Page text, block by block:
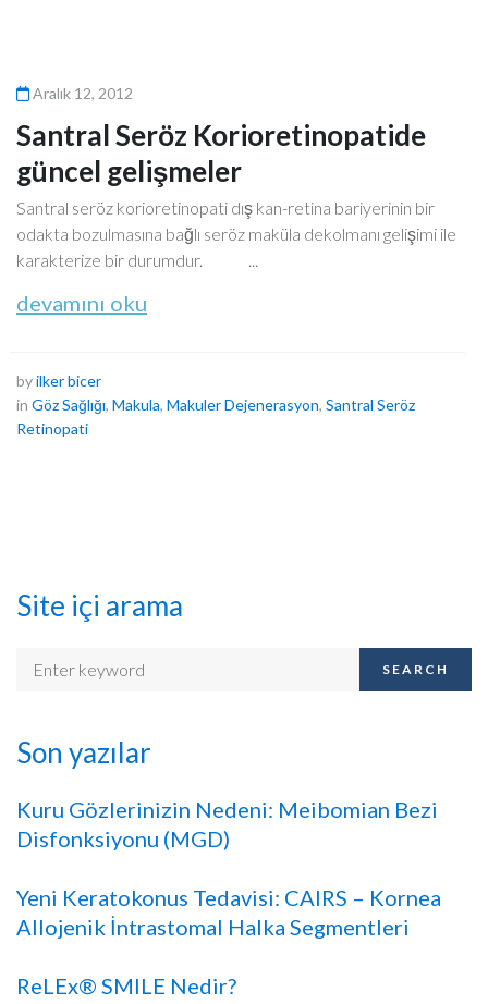
Aralık 12, 2012
Santral Seröz Korioretinopatide
güncel gelişmeler
Santral seröz korioretinopati dış kan-retina bariyerinin bir
odakta bozulmasına bağlı seröz maküla dekolmanı gelişimi ile
karakterize bir durumdur. ...
devamını oku
byilker bicer
in Göz Sağlığı, Makula, Makuler Dejenerasyon, Santral Seröz
Retinopati
Site içi arama
SEARCH
Son yazılar
Kuru Gözlerinizin Nedeni: Meibomian Bezi
Disfonksiyonu (MGD)
Yeni Keratokonus Tedavisi: CAIRS – Kornea
Allojenik İntrastomal Halka Segmentleri
ReLEx® SMILE Nedir?